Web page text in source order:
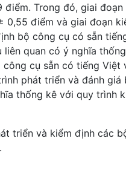
Trong đó, giai đoạn
0,55 điểm và giai đoạn
bộ công cụ có sẵn
quan có ý nghĩa
cụ sẵn có tiếng Việt
phát triển và đánh giá
thống kê với quy trình
triển và kiểm định các